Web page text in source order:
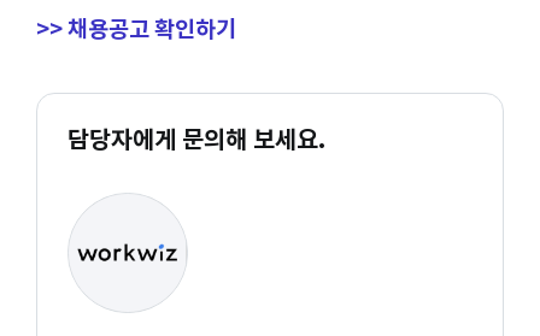
>> 채용공고 확인하기
담당자에게 문의해 보세요.